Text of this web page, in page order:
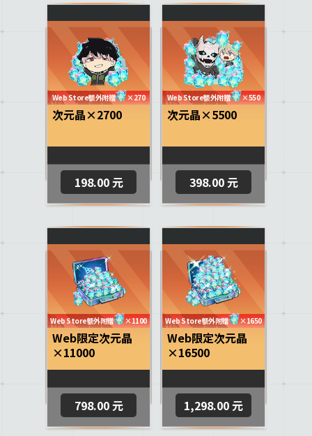
次元晶×2700
Web Store额外附赠 ×270
198.00 元
次元晶×5500
Web Store额外附赠 ×550
398.00 元
Web限定次元晶
×11000
Web Store额外附赠 ×1100
798.00 元
Web限定次元晶
×16500
Web Store额外附赠 ×1650
1,298.00 元